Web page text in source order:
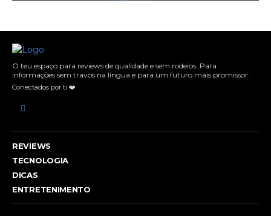
O teu espaço para reviews de qualidade e sem rodeios. Para
informações sem travos na língua e para um futuro mais promissor.
Conectados por ti ❤️
REVIEWS
TECNOLOGIA
DICAS
ENTRETENIMENTO